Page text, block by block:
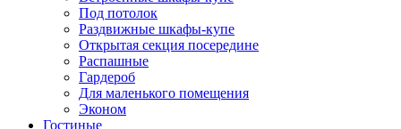
Под потолок
Раздвижные шкафы-купе
Открытая секция посередине
Распашные
Гардероб
Для маленького помещения
Эконом
Гостиные